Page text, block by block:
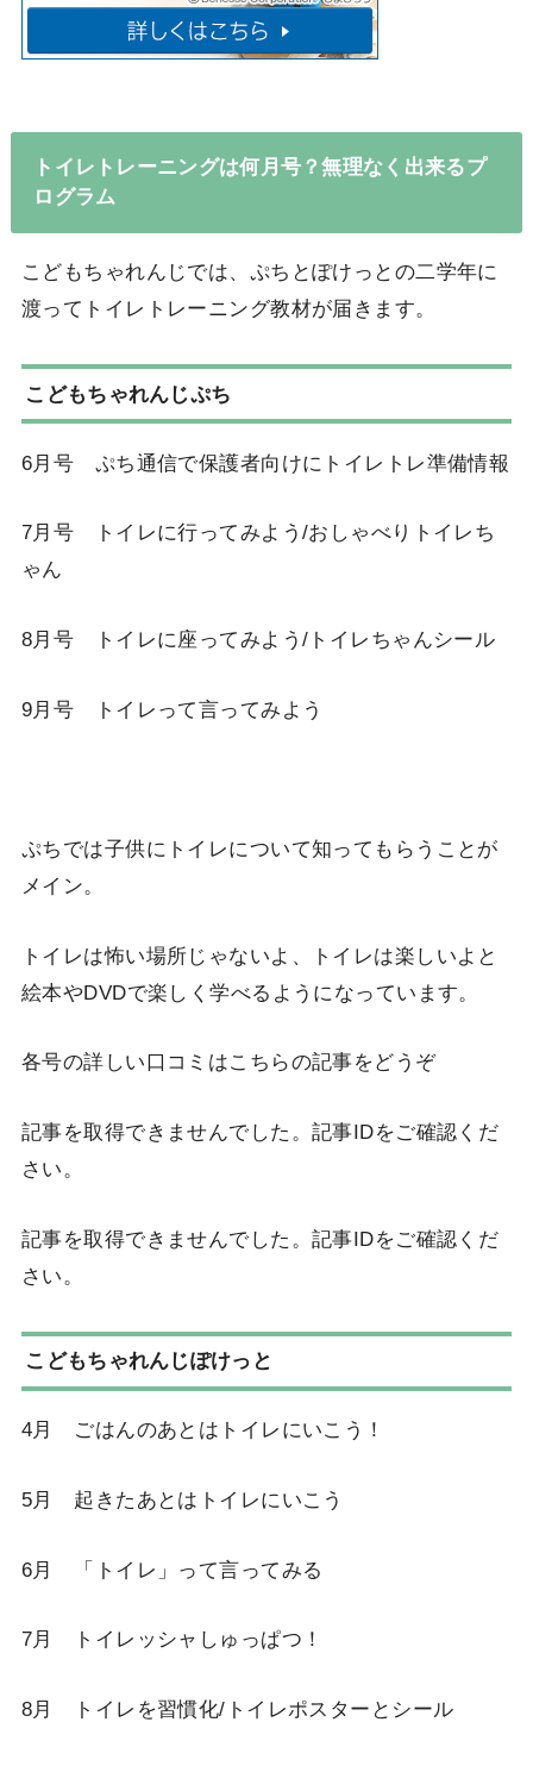
トイレトレーニングは何月号？無理なく出来るプ
ログラム
こどもちゃれんじでは、ぷちとぽけっとの二学年に
渡ってトイレトレーニング教材が届きます。
こどもちゃれんじぷち
6月号 ぷち通信で保護者向けにトイレトレ準備情報
7月号 トイレに行ってみよう/おしゃべりトイレち
ゃん
8月号 トイレに座ってみよう/トイレちゃんシール
9月号 トイレって言ってみよう
ぷちでは子供にトイレについて知ってもらうことが
メイン。
トイレは怖い場所じゃないよ、トイレは楽しいよと
絵本やDVDで楽しく学べるようになっています。
各号の詳しい口コミはこちらの記事をどうぞ
記事を取得できませんでした。記事IDをご確認くだ
さい。
記事を取得できませんでした。記事IDをご確認くだ
さい。
こどもちゃれんじぽけっと
4月 ごはんのあとはトイレにいこう！
5月 起きたあとはトイレにいこう
6月 「トイレ」って言ってみる
7月 トイレッシャしゅっぱつ！
8月 トイレを習慣化/トイレポスターとシール